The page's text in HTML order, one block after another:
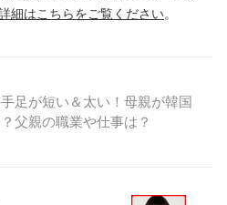
細はこちらをご覧ください。
足が短い＆太い！母親が韓国
父親の職業や仕事は？